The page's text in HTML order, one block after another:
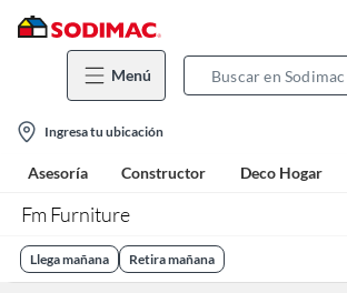
Menú
location-
icon
Ingresa tu ubicación
Asesoría Constructor Deco Hogar
Fm Furniture
Llega mañana Retira mañana